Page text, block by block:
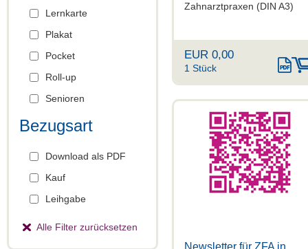
Lernkarte
Plakat
Pocket
Roll-up
Senioren
Bezugsart
Download als PDF
Kauf
Leihgabe
Alle Filter zurücksetzen
Zahnarztpraxen (DIN A3)
EUR 0,00
1 Stück
Newsletter für ZFA in